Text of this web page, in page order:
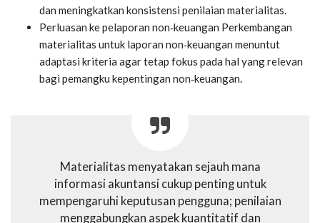
dan meningkatkan konsistensi penilaian materialitas.
Perluasan ke pelaporan non‑keuangan Perkembangan
materialitas untuk laporan non‑keuangan menuntut
adaptasi kriteria agar tetap fokus pada hal yang relevan
bagi pemangku kepentingan non‑keuangan.
Materialitas menyatakan sejauh mana
informasi akuntansi cukup penting untuk
mempengaruhi keputusan pengguna; penilaian
menggabungkan aspek kuantitatif dan